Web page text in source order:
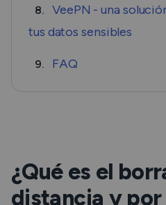
8.
VeePN - una
tus datos sensibles
9. FAQ
¿Qué es el
distancia y por